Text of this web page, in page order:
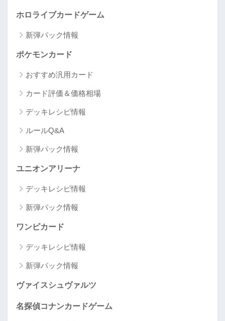
ホロライブカードゲーム
新弾パック情報
ポケモンカード
おすすめ汎用カード
カード評価＆価格相場
デッキレシピ情報
ルールQ&A
新弾パック情報
ユニオンアリーナ
デッキレシピ情報
新弾パック情報
ワンピカード
デッキレシピ情報
新弾パック情報
ヴァイスシュヴァルツ
名探偵コナンカードゲーム